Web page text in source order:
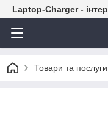
Laptop-Charger -
Товари та послуги